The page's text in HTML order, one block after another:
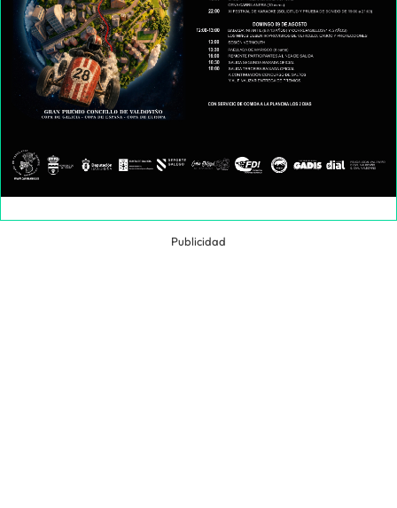
Publicidad